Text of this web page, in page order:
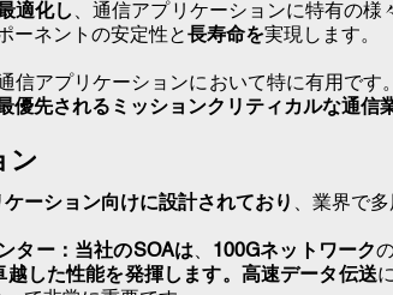
適化し 、通信アプリケーションに特有の
ーネントの安定性と長寿命を実現します。
信アプリケーションにおいて特に有用です
優先される ミッションクリティカルな通信
ン
ーション向けに設計されており 、業界で
ター：当社のSOAは、 100Gネットワーク
した性能を発揮します。 高速データ伝送